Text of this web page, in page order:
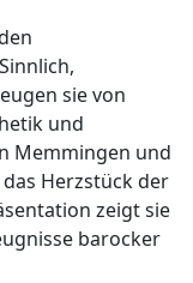
sie von
und
Memmingen und
Herzstück der
zeigt sie
barocker